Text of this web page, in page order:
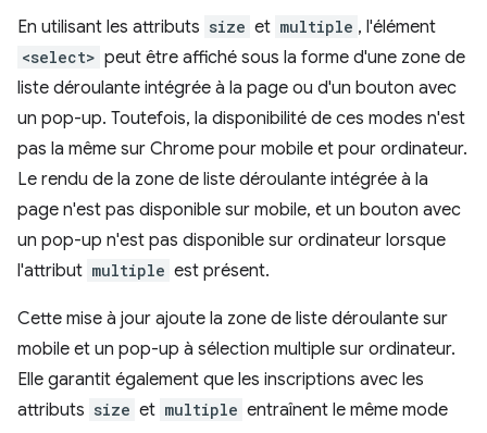
En utilisant les attributs size et multiple , l'élément
<select> peut être affiché sous la forme d'une zone de
liste déroulante intégrée à la page ou d'un bouton avec
un pop-up. Toutefois, la disponibilité de ces modes n'est
pas la même sur Chrome pour mobile et pour ordinateur.
Le rendu de la zone de liste déroulante intégrée à la
page n'est pas disponible sur mobile, et un bouton avec
un pop-up n'est pas disponible sur ordinateur lorsque
l'attribut multiple est présent.
Cette mise à jour ajoute la zone de liste déroulante sur
mobile et un pop-up à sélection multiple sur ordinateur.
Elle garantit également que les inscriptions avec les
attributs size et multiple entraînent le même mode